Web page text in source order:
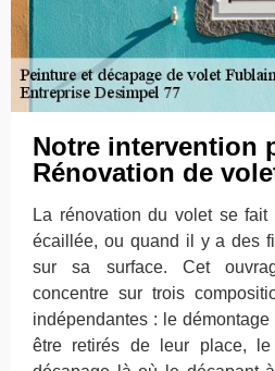
Notre intervention
Rénovation de
La rénovation du volet se
écaillée, ou quand il y a des
sur sa surface. Cet
concentre sur trois
indépendantes : le
être retirés de leur place,